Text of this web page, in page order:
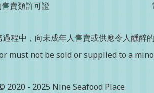
賣類許可證
過程中，向未成年人售賣或供應令人醺醉
must not be sold or supplied to a
2020 - 2025 Nine Seafood Place